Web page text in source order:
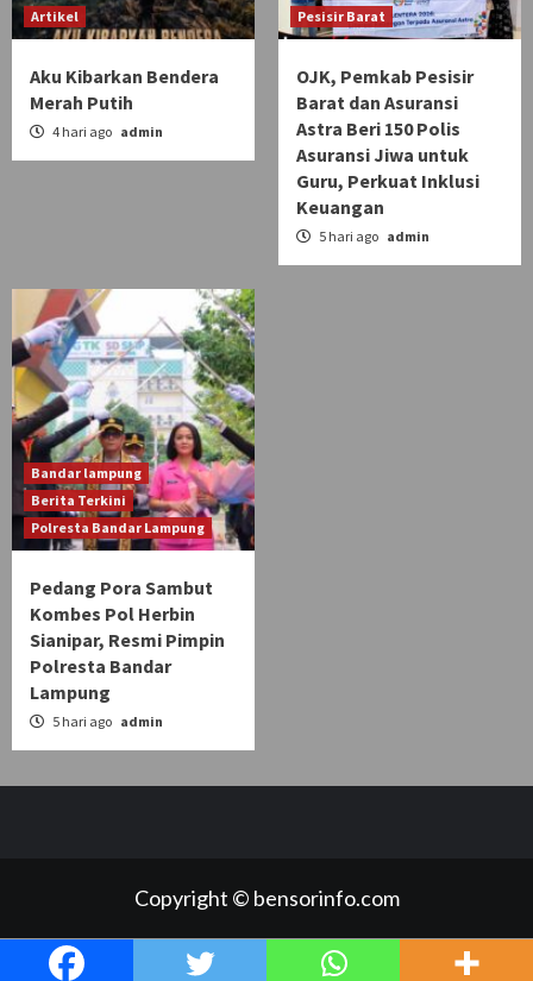
Artikel
Aku Kibarkan Bendera
Merah Putih
4 hari ago admin
Pesisir Barat
OJK, Pemkab Pesisir
Barat dan Asuransi
Astra Beri 150 Polis
Asuransi Jiwa untuk
Guru, Perkuat Inklusi
Keuangan
5 hari ago admin
Bandar lampung
Berita Terkini
Polresta Bandar Lampung
Pedang Pora Sambut
Kombes Pol Herbin
Sianipar, Resmi Pimpin
Polresta Bandar
Lampung
5 hari ago admin
Copyright © bensorinfo.com